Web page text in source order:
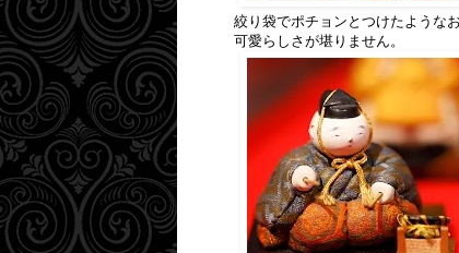
絞り袋でポチョンとつけたような
可愛らしさが堪りません。